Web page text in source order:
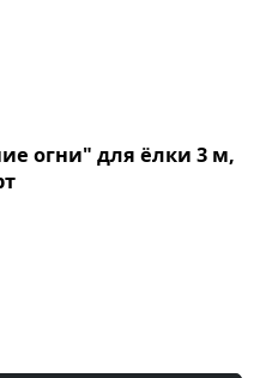
огни" для ёлки 3 м,